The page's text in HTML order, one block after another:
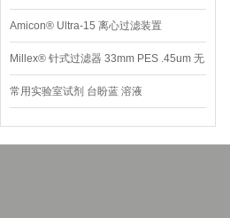
Amicon® Ultra-15 离心过滤装置
Millex® 针式过滤器 33mm PES .45um 无
菌
常用实验室试剂 台盼蓝 溶液